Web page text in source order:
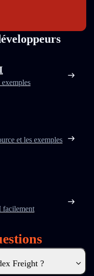
et les exemples
facilement
Freight ?